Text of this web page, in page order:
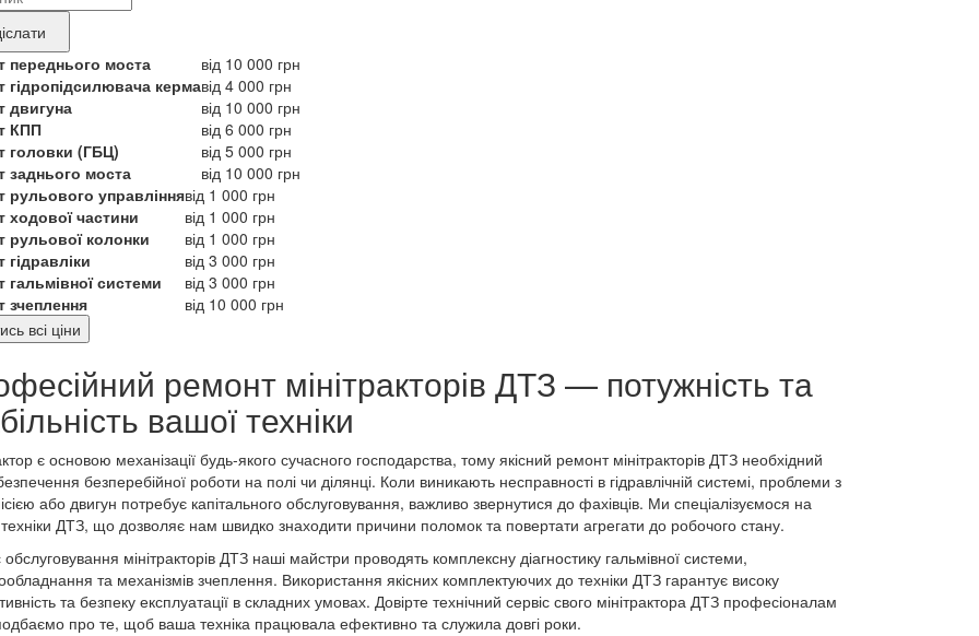
переднього моста
від 10 000 грн
гідропідсилювача кермавід 4 000 грн
двигуна
від 10 000 грн
КПП
від 6 000 грн
головки (ГБЦ)
від 5 000 грн
заднього моста
від 10 000 грн
рульового управліннявід 1 000 грн
ходової частини
від 1 000 грн
рульової колонки
від 1 000 грн
гідравліки
від 3 000 грн
гальмівної системи
від 3 000 грн
зчеплення
від 10 000 грн
всі ціни
ремонт мінітракторів ДТЗ — потужність та
вашої техніки
є основою механізації будь-якого сучасного господарства, тому якісний ремонт мінітракторів ДТЗ необхідний
безперебійної роботи на полі чи ділянці. Коли виникають несправності в гідравлічній системі, проблеми з
або двигун потребує капітального обслуговування, важливо звернутися до фахівців. Ми спеціалізуємося на
техніки ДТЗ, що дозволяє нам швидко знаходити причини поломок та повертати агрегати до робочого стану.
обслуговування мінітракторів ДТЗ наші майстри проводять комплексну діагностику гальмівної системи,
та механізмів зчеплення. Використання якісних комплектуючих до техніки ДТЗ гарантує високу
та безпеку експлуатації в складних умовах. Довірте технічний сервіс свого мінітрактора ДТЗ професіоналам
про те, щоб ваша техніка працювала ефективно та служила довгі роки.